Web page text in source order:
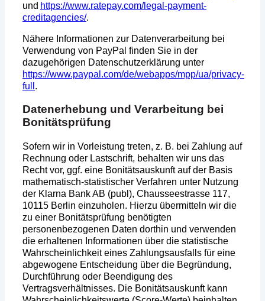
und https://www.ratepay.com/legal-payment-
creditagencies/.
Nähere Informationen zur Datenverarbeitung bei
Verwendung von PayPal finden Sie in der
dazugehörigen Datenschutzerklärung unter
https://www.paypal.com/de/webapps/mpp/ua/privacy-
full .
Datenerhebung und Verarbeitung bei
Bonitätsprüfung
Sofern wir in Vorleistung treten, z. B. bei Zahlung auf
Rechnung oder Lastschrift, behalten wir uns das
Recht vor, ggf. eine Bonitätsauskunft auf der Basis
mathematisch-statistischer Verfahren unter Nutzung
der Klarna Bank AB (publ), Chausseestrasse 117,
10115 Berlin einzuholen. Hierzu übermitteln wir die
zu einer Bonitätsprüfung benötigten
personenbezogenen Daten dorthin und verwenden
die erhaltenen Informationen über die statistische
Wahrscheinlichkeit eines Zahlungsausfalls für eine
abgewogene Entscheidung über die Begründung,
Durchführung oder Beendigung des
Vertragsverhältnisses. Die Bonitätsauskunft kann